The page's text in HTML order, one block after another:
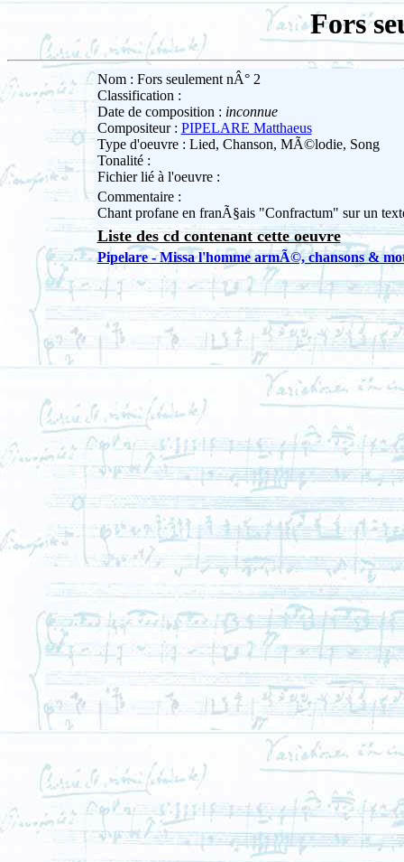
Fors
Nom : Fors seulement nÂ° 2
Classification :
Date de composition : inconnue
Compositeur : PIPELARE Matthaeus
Type d'oeuvre : Lied, Chanson, MÃ©lodie, Song
Tonalité :
Fichier lié à l'oeuvre :
Commentaire :
Chant profane en franÃ§ais "Confractum" sur un
Liste des cd contenant cette oeuvre
Pipelare - Missa l'homme armÃ©, chansons &